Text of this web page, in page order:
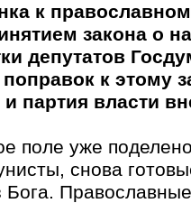
к
закона о
депутатов
к этому
и партия власти
поле уже
снова
Бога.